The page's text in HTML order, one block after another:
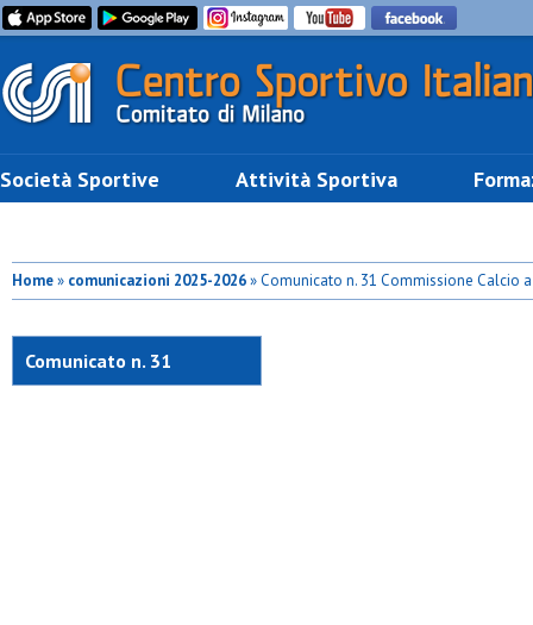
Società Sportive Attività Sportiva
Home» comunicazioni 2025-2026» Comunicato n. 31 Commissione Calcio
Comunicato n. 31